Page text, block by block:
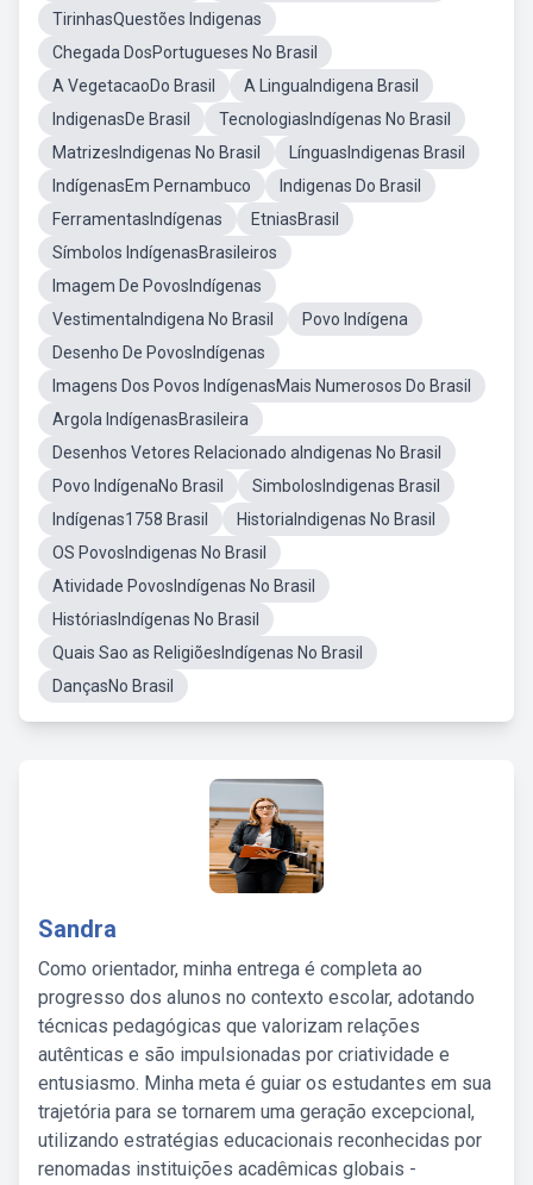
TirinhasQuestões Indigenas
Chegada DosPortugueses No Brasil
A VegetacaoDo Brasil
A LinguaIndigena Brasil
IndigenasDe Brasil
TecnologiasIndígenas No Brasil
MatrizesIndigenas No Brasil
LínguasIndigenas Brasil
IndígenasEm Pernambuco
Indigenas Do Brasil
FerramentasIndígenas
EtniasBrasil
Símbolos IndígenasBrasileiros
Imagem De PovosIndígenas
VestimentaIndigena No Brasil
Povo Indígena
Desenho De PovosIndígenas
Imagens Dos Povos IndígenasMais Numerosos Do Brasil
Argola IndígenasBrasileira
Desenhos Vetores Relacionado aIndigenas No Brasil
Povo IndígenaNo Brasil
SimbolosIndigenas Brasil
Indígenas1758 Brasil
HistoriaIndigenas No Brasil
OS PovosIndigenas No Brasil
Atividade PovosIndígenas No Brasil
HistóriasIndígenas No Brasil
Quais Sao as ReligiõesIndígenas No Brasil
DançasNo Brasil
Sandra
Como orientador, minha entrega é completa ao
progresso dos alunos no contexto escolar, adotando
técnicas pedagógicas que valorizam relações
autênticas e são impulsionadas por criatividade e
entusiasmo. Minha meta é guiar os estudantes em sua
trajetória para se tornarem uma geração excepcional,
utilizando estratégias educacionais reconhecidas por
renomadas instituições acadêmicas globais -